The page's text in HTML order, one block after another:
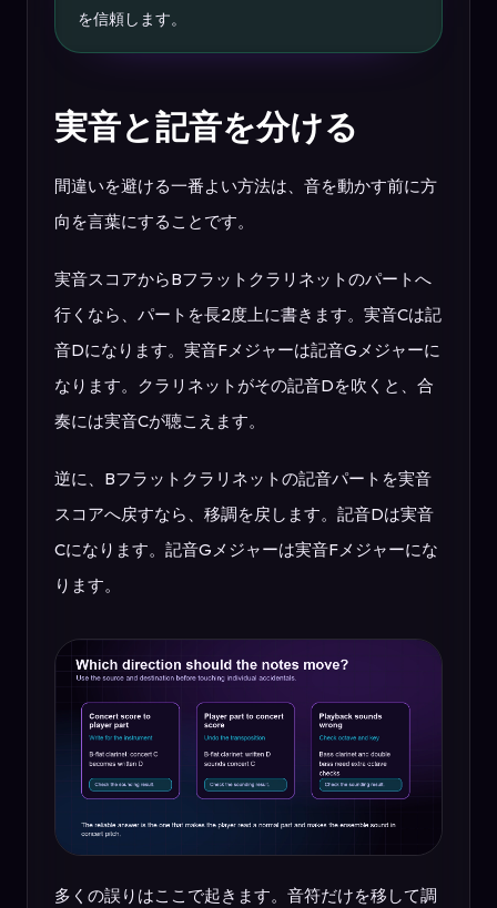
を信頼します。
実音と記音を分ける
間違いを避ける一番よい方法は、音を動かす前に方
向を言葉にすることです。
実音スコアからBフラットクラリネットのパートへ
行くなら、パートを長2度上に書きます。実音Cは記
音Dになります。実音Fメジャーは記音Gメジャーに
なります。クラリネットがその記音Dを吹くと、合
奏には実音Cが聴こえます。
逆に、Bフラットクラリネットの記音パートを実音
スコアへ戻すなら、移調を戻します。記音Dは実音
Cになります。記音Gメジャーは実音Fメジャーにな
ります。
多くの誤りはここで起きます。音符だけを移して調